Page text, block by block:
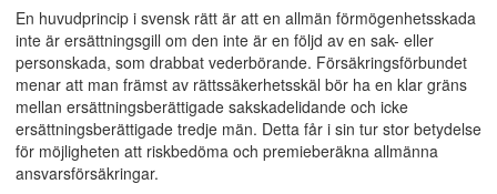
En huvudprincip i svensk rätt är att en allmän förmögenhetsskada
inte är ersättningsgill om den inte är en följd av en sak- eller
personskada, som drabbat vederbörande. Försäkringsförbundet
menar att man främst av rättssäkerhetsskäl bör ha en klar gräns
mellan ersättningsberättigade sakskadelidande och icke
ersättningsberättigade tredje män. Detta får i sin tur stor betydelse
för möjligheten att riskbedöma och premieberäkna allmänna
ansvarsförsäkringar.